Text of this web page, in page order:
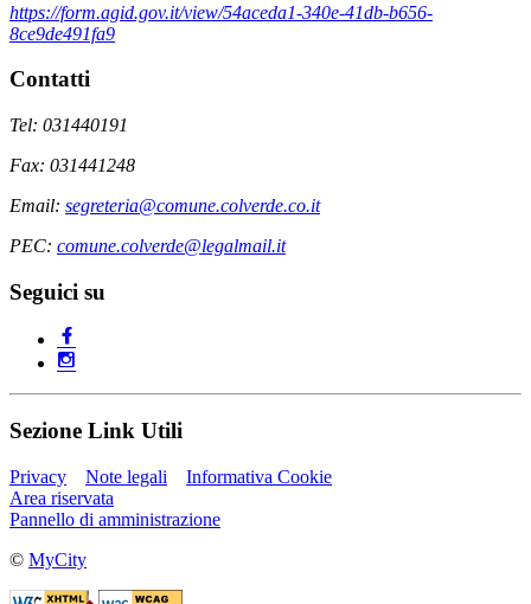
https://form.agid.gov.it/view/54aceda1-340e-41db-b656-
8ce9de491fa9
Contatti
Tel: 031440191
Fax: 031441248
Email: segreteria@comune.colverde.co.it
PEC: comune.colverde@legalmail.it
Seguici su
Sezione Link Utili
Privacy Note legali
Informativa Cookie
Area riservata
Pannello di amministrazione
© MyCity